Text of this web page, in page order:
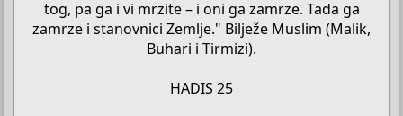
tog, pa ga i vi mrzite – i oni ga zamrze. Tada ga
zamrze i stanovnici Zemlje." Bilježe Muslim (Malik,
Buhari i Tirmizi).
HADIS 25